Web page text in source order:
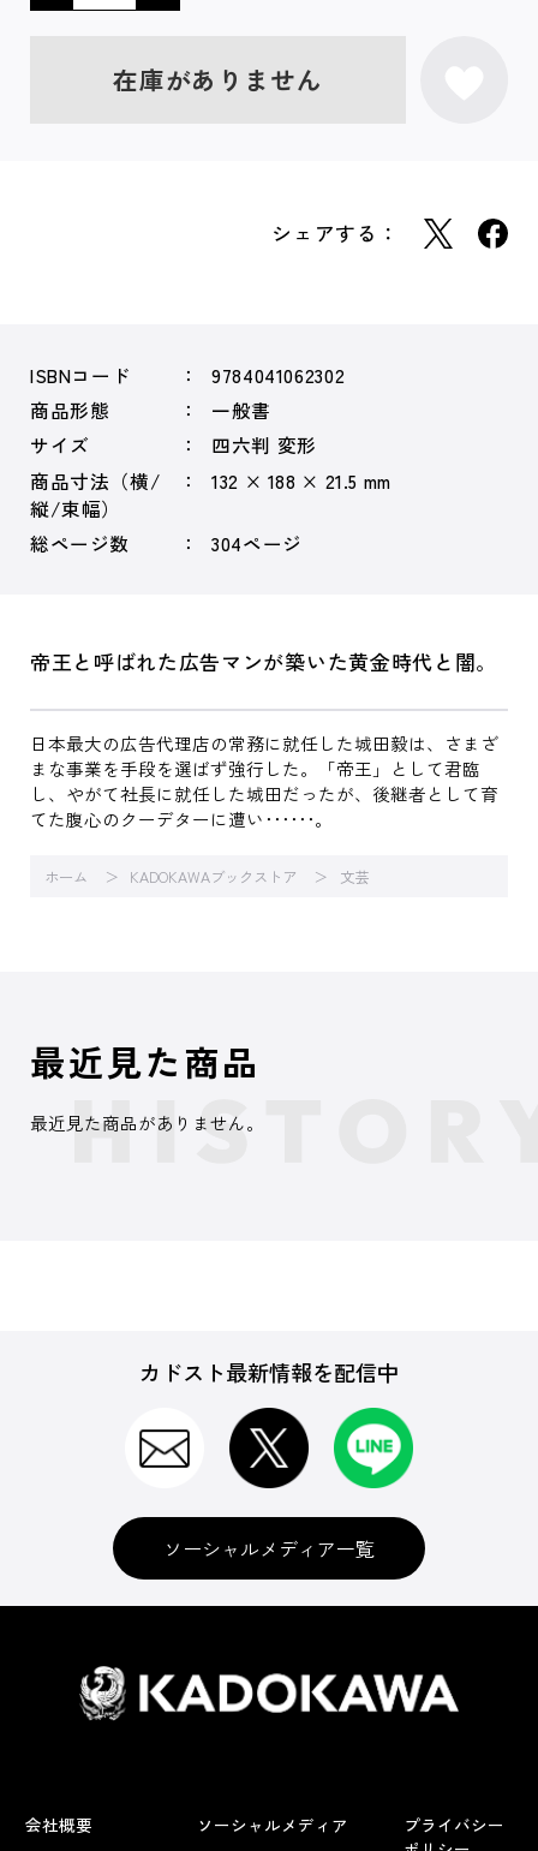
在庫がありません
シェアする：
ISBNコード
9784041062302
商品形態
一般書
サイズ
四六判 変形
商品寸法（横/
縦/束幅）
132 × 188 × 21.5 mm
総ページ数 304ページ
帝王と呼ばれた広告マンが築いた黄金時代と闇。
日本最大の広告代理店の常務に就任した城田毅は、さまざ
まな事業を手段を選ばず強行した。「帝王」として君臨
し、やがて社長に就任した城田だったが、後継者として育
てた腹心のクーデターに遭い･･････。
ホーム KADOKAWAブックストア 文芸
最近見た商品
最近見た商品がありません。
カドスト最新情報を配信中
ソーシャルメディア一覧
会社概要 ソーシャルメディア
プライバシー